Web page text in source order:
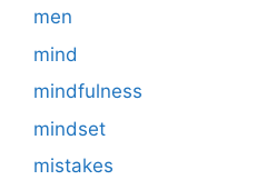
men
mind
mindfulness
mindset
mistakes